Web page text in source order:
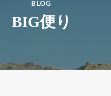
BLOG
BIG便り